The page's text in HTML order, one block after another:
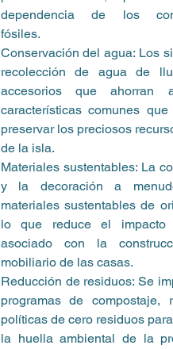
dependencia de los
fósiles.
Conservación del agua: Los
recolección de agua de
accesorios que ahorran
características comunes
preservar los preciosos
de la isla.
Materiales sustentables: La
y la decoración a
materiales sustentables de
lo que reduce el impacto
asociado con la
mobiliario de las casas.
Reducción de residuos: Se
programas de compostaje,
políticas de cero residuos
la huella ambiental de la